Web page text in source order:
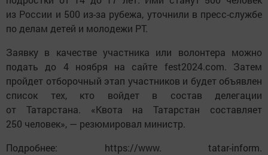
из России и 500 из-за рубежа, уточнили в пресс-службе
по делам детей и молодежи РТ.
Заявку в качестве участника или волонтера можно
подать до 4 ноября на сайте fest2024.com. Затем
пройдет отборочный этап участников и будет объявлен
список тех, кто войдет в состав делегации
от Татарстана. «Квота на Татарстан составляет
250 человек», — резюмировал министр.
Подробнее: https://www. tatar-inform.